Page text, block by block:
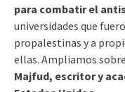
para combatir el
universidades que
propalestinas y a
ellas. Ampliamos
Majfud, escritor y